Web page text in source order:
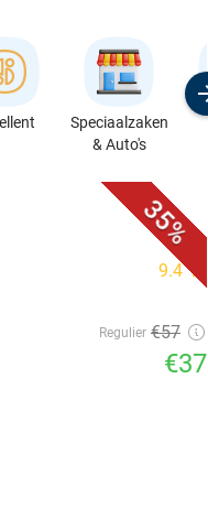
Speciaalzaken
& Auto's
35%
9.4star
Regulier €57
€37